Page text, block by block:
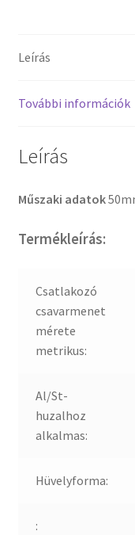
Leírás
További információk
Leírás
Műszaki adatok
Termékleírás:
Csatlakozó
csavarmenet
mérete
metrikus:
Al/St-
huzalhoz
alkalmas:
Hüvelyforma:
: